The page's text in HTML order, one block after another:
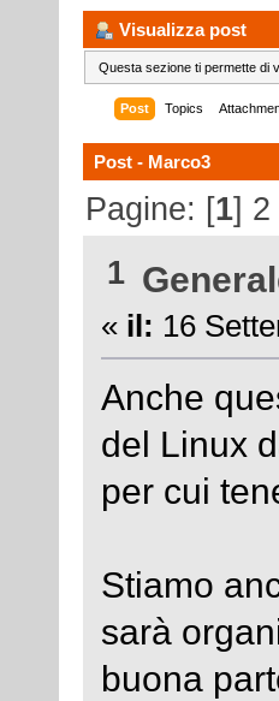
Visualizza post
Questa sezione ti permette di
Post Topics
Post - Marco3
Pagine: [1] 2
1
« il: 16
Anche
del Linux
per cui
Stiamo
sarà
buona